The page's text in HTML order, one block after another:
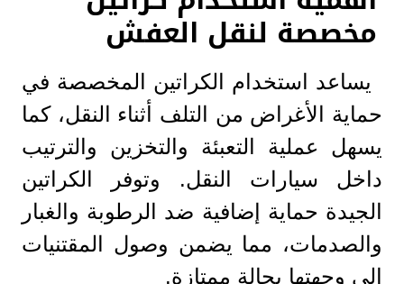
مخصصة لنقل العفش
يساعد استخدام الكراتين المخصصة في
حماية الأغراض من التلف أثناء النقل، كما
يسهل عملية التعبئة والتخزين والترتيب
داخل سيارات النقل. وتوفر الكراتين
الجيدة حماية إضافية ضد الرطوبة والغبار
والصدمات، مما يضمن وصول المقتنيات
إلى وجهتها بحالة ممتازة.